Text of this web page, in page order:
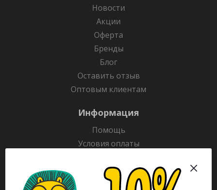
Новости
Акции
Оферта
Бренды
Блог
Оставить отзыв
Оптовым клиентам
Информация
Помощь
Условия оплаты
Гарантия на товар
Раскраски